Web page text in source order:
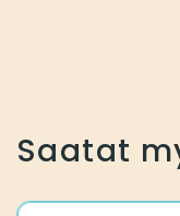
Saatat